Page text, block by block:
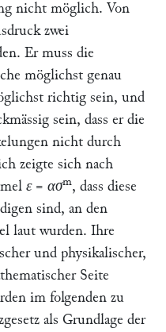
nicht möglich. Von
zwei
Er muss die
möglichst genau
richtig sein, und
sein, dass er die
nicht durch
zeigte sich nach
ε= ασm, dass diese
sind, an den
laut wurden. Ihre
und physikalischer,
Seite
im folgenden zu
als Grundlage der